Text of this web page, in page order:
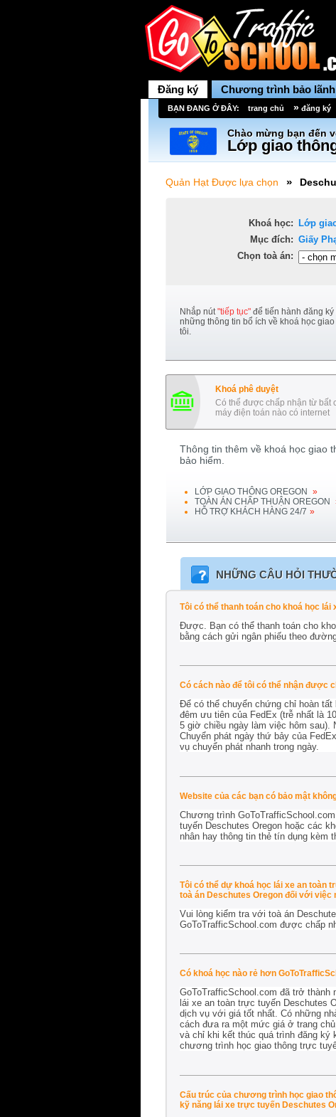
Đăng ký Chương trình bảo lãnh
BẠN ĐANG Ở ĐÂY: trang chủ » đăng ký
Chào mừng bạn đến
Lớp giao
Quản Hạt Được lựa chọn »
Khoá học:
Mục đích:
Chọn toà án:
Lớp
Giấy
Nhắp nút"tiếp tục" để tiến hành đăng
những thông tin bổ ích về khoá học giao
tôi.
Khoá phê duyệt
Có thể được chấp nhận từ bất
máy điện toán nào có internet
Thông tin thêm về khoá học giao
bảo hiểm.
LỚP GIAO THÔNG OREGON
»
TOÀN ÁN CHẤP THUẬN OREGON
HỖ TRỢ KHÁCH HÀNG 24/7 »
NHỮNG CÂU HỎI
Tôi có thể thanh toán cho khoá học
Được. Bạn có thể thanh toán cho
bằng cách gửi ngân phiếu theo
Có cách nào để tôi có thể nhận được
Để có thể chuyển chứng chỉ hoàn tất
đêm ưu tiên của FedEx (trễ nhất là
5 giờ chiều ngày làm việc hôm sau).
Chuyển phát ngày thứ bảy của
vụ chuyển phát nhanh trong ngày.
Website của các bạn có bảo mật
Chương trình
tuyến Deschutes Oregon hoặc các
nhân hay thông tin thẻ tín dụng kèm
Tôi có thể dự khoá học lái xe an toàn
toà án Deschutes Oregon đối với việc
Vui lòng kiểm tra với toà án
GoToTrafficSchool.com được chấp
Có khoá học nào rẻ hơn
GoToTrafficSchool.com đã trở thành
lái xe an toàn trực tuyến Deschutes
dịch vụ với giá tốt nhất. Có những
cách đưa ra một mức giá ở trang
và chỉ khi kết thúc quá trình đăng ký
chương trình học giao thông trực
Cấu trúc của chương trình học giao
kỹ năng lái xe trực tuyến Deschutes